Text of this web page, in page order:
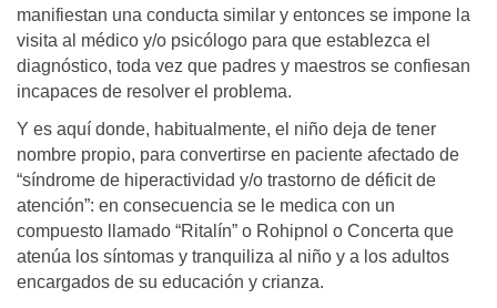
manifiestan una conducta similar y entonces se impone la
visita al médico y/o psicólogo para que establezca el
diagnóstico, toda vez que padres y maestros se confiesan
incapaces de resolver el problema.
Y es aquí donde, habitualmente, el niño deja de tener
nombre propio, para convertirse en paciente afectado de
“síndrome de hiperactividad y/o trastorno de déficit de
atención”: en consecuencia se le medica con un
compuesto llamado “Ritalín” o Rohipnol o Concerta que
atenúa los síntomas y tranquiliza al niño y a los adultos
encargados de su educación y crianza.